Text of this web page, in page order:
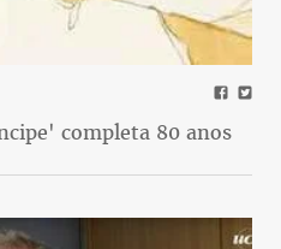
completa 80 anos